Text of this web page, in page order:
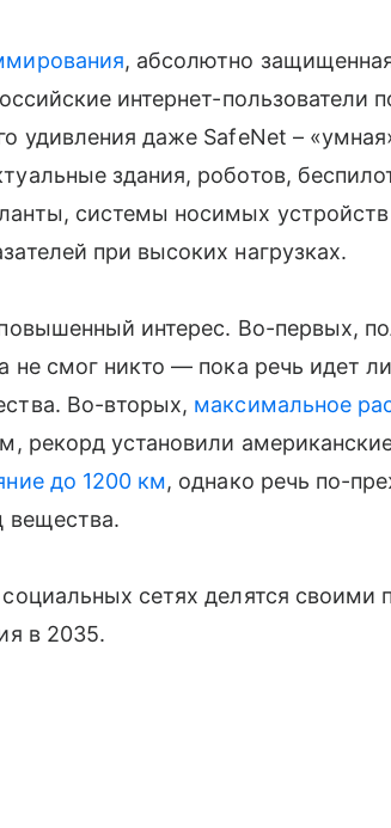
, абсолютно
интернет-пользователи
удивления даже SafeNet –
здания, роботов,
системы носимых устройств
при высоких нагрузках.
интерес. Во-первых,
не смог никто — пока речь идет
Во-вторых, максимальное
рекорд установили
до 1200 км, однако речь по-
вещества.
сетях делятся
в 2035.